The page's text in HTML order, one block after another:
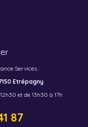
Services :
Etrépagny
et de 13h30 à 17h
87